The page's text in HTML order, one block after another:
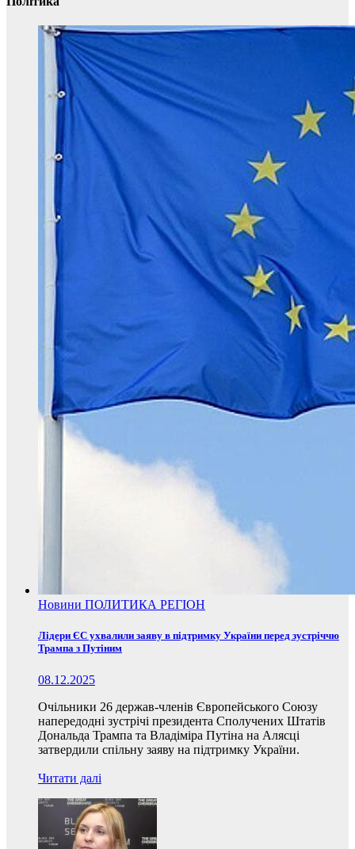
Новини ПОЛИТИКА РЕГІОН
Лідери ЄС ухвалили заяву в підтримку України перед зустріччю
Трампа з Путіним
08.12.2025
Очільники 26 держав-членів Європейського Союзу
напередодні зустрічі президента Сполучених Штатів
Дональда Трампа та Владіміра Путіна на Алясці
затвердили спільну заяву на підтримку України.
Читати далі